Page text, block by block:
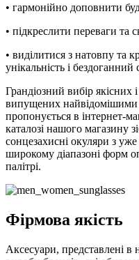
• гармонійно доповнити
• підкреслити переваги та
• виділитися з натовпу та
унікальність і бездоганний
Грандіозний вибір якісних
випущених
пропонується в інтернет-
каталозі нашого магазину
сонцезахисні окуляри з
широкому діапазоні форм
палітрі.
Фірмова якість
Аксесуари, представлені в